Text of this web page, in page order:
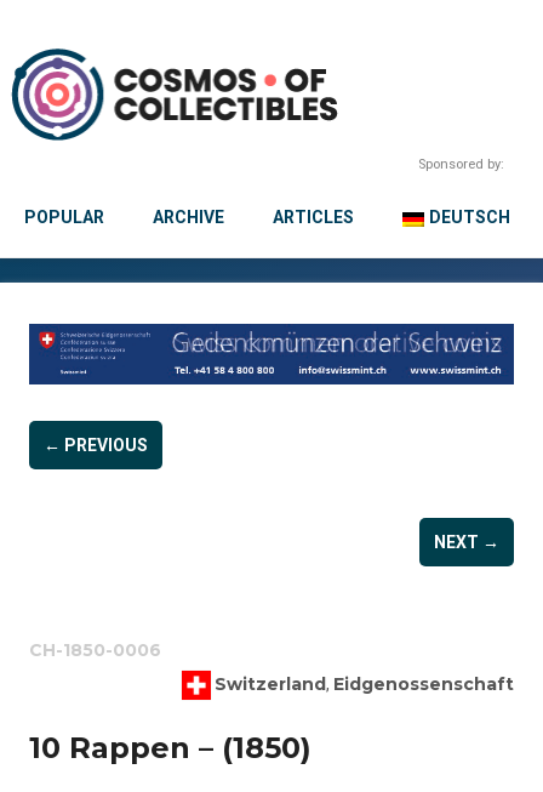
Sponsored by:
POPULAR ARCHIVE ARTICLES DEUTSCH
← PREVIOUS
NEXT →
CH-1850-0006
Switzerland, Eidgenossenschaft
10 Rappen – (1850)